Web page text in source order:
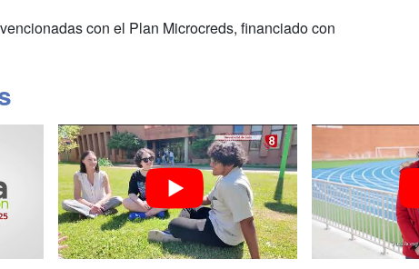
con el Plan Microcreds, financiado con